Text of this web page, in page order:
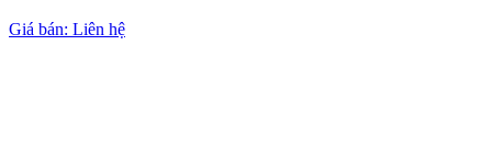
Giá bán: Liên hệ